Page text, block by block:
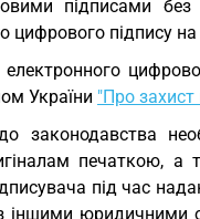
підписами
цифрового підпису
України "Про
законодавства
печаткою,
під час
з іншими